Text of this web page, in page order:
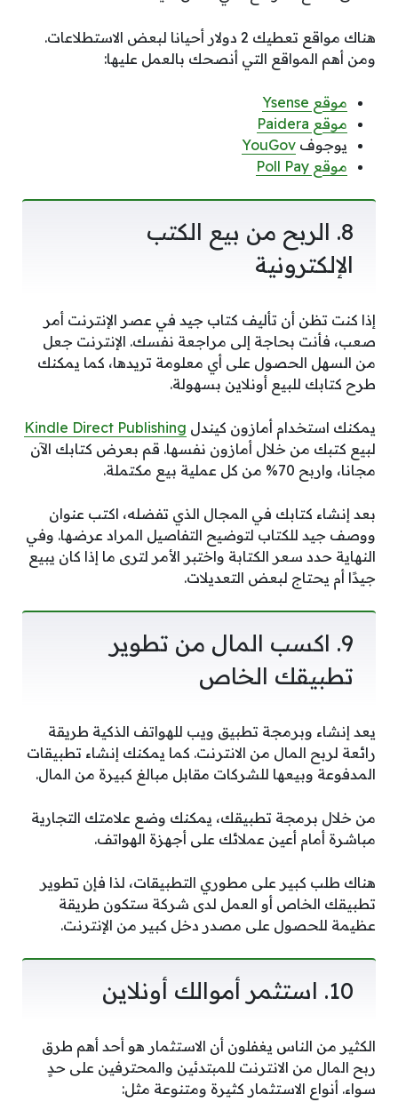
هناك مواقع تعطيك 2 دولار أحيانا لبعض الاستطلاعات.
ومن أهم المواقع التي أنصحك بالعمل عليها:
موقع Ysense
موقع Paidera
يوجوف YouGov
موقع Poll Pay
8. الربح من بيع الكتب
الإلكترونية
إذا كنت تظن أن تأليف كتاب جيد في عصر الإنترنت أمر
صعب، فأنت بحاجة إلى مراجعة نفسك. الإنترنت جعل
من السهل الحصول على أي معلومة تريدها، كما يمكنك
طرح كتابك للبيع أونلاين بسهولة.
يمكنك استخدام أمازون كيندل Kindle Direct Publishing
لبيع كتبك من خلال أمازون نفسها. قم بعرض كتابك الآن
مجانا، واربح 70% من كل عملية بيع مكتملة.
بعد إنشاء كتابك في المجال الذي تفضله، اكتب عنوان
ووصف جيد للكتاب لتوضيح التفاصيل المراد عرضها. وفي
النهاية حدد سعر الكتابة واختبر الأمر لترى ما إذا كان يبيع
جيدًا أم يحتاج لبعض التعديلات.
9. اكسب المال من تطوير
تطبيقك الخاص
يعد إنشاء وبرمجة تطبيق ويب للهواتف الذكية طريقة
رائعة لربح المال من الانترنت. كما يمكنك إنشاء تطبيقات
المدفوعة وبيعها للشركات مقابل مبالغ كبيرة من المال.
من خلال برمجة تطبيقك، يمكنك وضع علامتك التجارية
مباشرة أمام أعين عملائك على أجهزة الهواتف.
هناك طلب كبير على مطوري التطبيقات، لذا فإن تطوير
تطبيقك الخاص أو العمل لدى شركة ستكون طريقة
عظيمة للحصول على مصدر دخل كبير من الإنترنت.
10. استثمر أموالك أونلاين
الكثير من الناس يغفلون أن الاستثمار هو أحد أهم طرق
ربح المال من الانترنت للمبتدئين والمحترفين على حدٍ
سواء. أنواع الاستثمار كثيرة ومتنوعة مثل: